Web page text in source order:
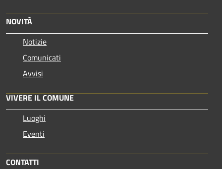
NOVITÀ
Notizie
Comunicati
Avvisi
VIVERE IL COMUNE
Luoghi
Eventi
CONTATTI